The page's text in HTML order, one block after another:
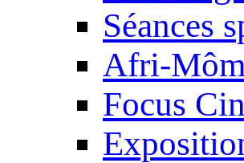
Séances
Afri-
Focus